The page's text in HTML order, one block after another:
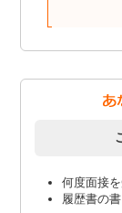
何度面接
履歴書の